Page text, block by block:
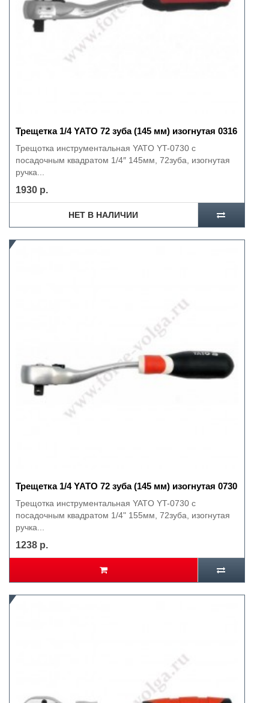
Трещетка 1/4 YATO 72 зуба (145 мм) изогнутая 0316
Трещотка инструментальная YATO YT-0730 с
посадочным квадратом 1/4″ 145мм, 72зуба, изогнутая
ручка...
1930 р.
НЕТ В НАЛИЧИИ
Трещетка 1/4 YATO 72 зуба (145 мм) изогнутая 0730
Трещотка инструментальная YATO YT-0730 с
посадочным квадратом 1/4" 155мм, 72зуба, изогнутая
ручка...
1238 р.